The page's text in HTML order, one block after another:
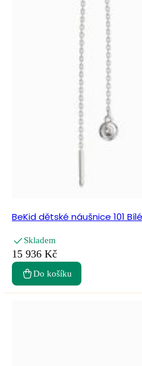
BeKid dětské náušnice 101
Skladem
15 936 Kč
Do košíku